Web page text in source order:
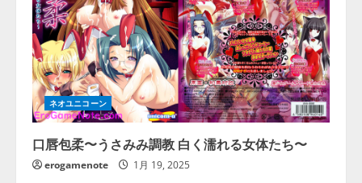
ネオユニコーン
口唇包柔〜うさみみ調教 白く濡れる女体たち〜
erogamenote 1月 19, 2025